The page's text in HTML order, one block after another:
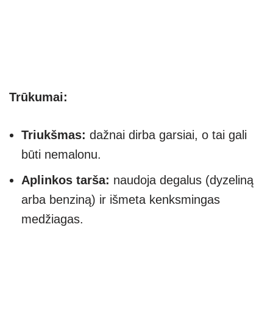
Trūkumai:
Triukšmas: dažnai dirba garsiai, o tai gali
būti nemalonu.
Aplinkos tarša: naudoja degalus (dyzeliną
arba benziną) ir išmeta kenksmingas
medžiagas.